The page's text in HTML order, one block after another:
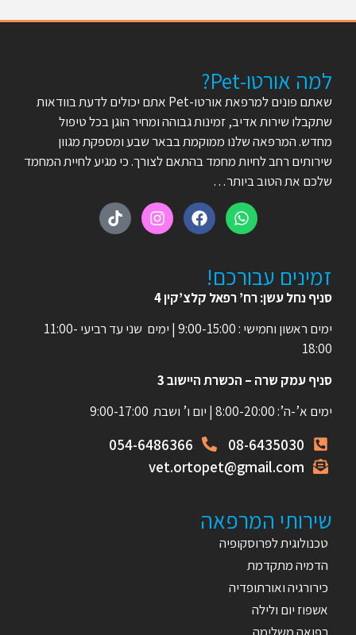
למה אורטו-Pet?
שאתם פונים למרפאת אורטו-Pet אתם יכולים לדעת בוודאות
שתקבלו שירות אדיב, זמינות גבוהה ומחיר הוגן בכל טיפול
מחדש. המרפאה שלנו ממוקמת בבאר שבע ומספקת מגוון
שירותים רחב לחיות מחמד בהתאם לצורך. כי מגיע לחיית המחמד
שלכם את הטוב ביותר…
זמינים עבורכם!
סניף נחל עשן: רח’ רפאל קלצ’קין 4
ימים ראשון וחמישי : 9:00-15:00 | ימים שני עד רביעי 11:00-
18:00
סניף עמק שרה – הכשרת היישוב 3
ימים א’-ה’: 8:00-20:00 | יום ו’ ושבת 9:00-17:00
08-6435030
054-6486366
vet.ortopet@gmail.com
שירותי המרפאה
טכנולוגית לפרוסקופיה
הדמיה מתקדמת
כירורגיה ואורתופדיה
אשפוז יום ולילה
רפואה משלימה